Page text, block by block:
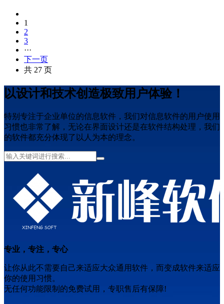
1
2
3
···
下一页
共 27 页
以设计和技术创造极致用户体验！
特别专注于企业单位的信息软件，我们对信息软件的用户使用
习惯也非常了解，无论在界面设计还是在软件结构处理，我们
的软件都充分体现了以人为本的理念。
专业，专注，专心
让你从此不需要自己来适应大众通用软件，而变成软件来适应
你的使用习惯。
无任何功能限制的免费试用，专职售后有保障!